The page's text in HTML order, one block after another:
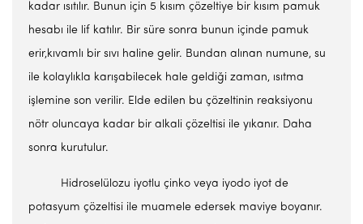
kadar ısıtılır. Bunun için 5 kısım çözeltiye bir kısım pamuk
hesabı ile lif katılır. Bir süre sonra bunun içinde pamuk
erir,kıvamlı bir sıvı haline gelir. Bundan alınan numune, su
ile kolaylıkla karışabilecek hale geldiği zaman, ısıtma
işlemine son verilir. Elde edilen bu çözeltinin reaksiyonu
nötr oluncaya kadar bir alkali çözeltisi ile yıkanır. Daha
sonra kurutulur.
Hidroselülozu iyotlu çinko veya iyodo iyot de
potasyum çözeltisi ile muamele edersek maviye boyanır.